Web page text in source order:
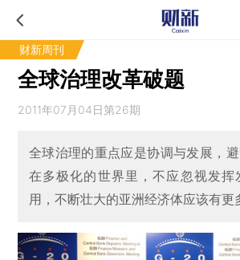
财新周刊
全球治理改革破题
2011年07月04日第26期
全球治理的重点应是协调与发展，避
在多极化的世界里，不应忽视发挥
用，不断壮大的亚洲经济体应该有更